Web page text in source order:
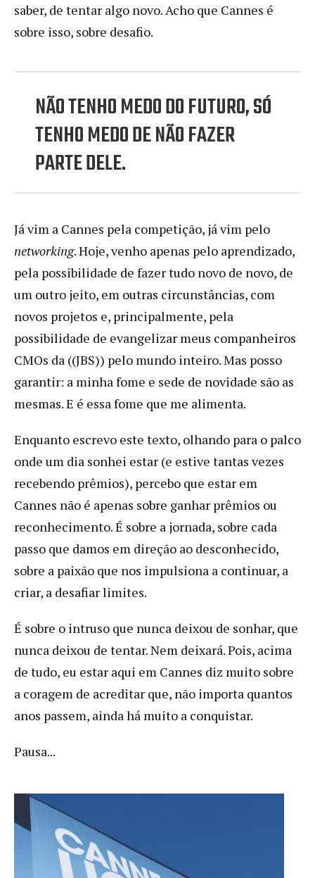
saber, de tentar algo novo. Acho que Cannes é
sobre isso, sobre desafio.
NÃO TENHO MEDO DO FUTURO, SÓ
TENHO MEDO DE NÃO FAZER
PARTE DELE.
Já vim a Cannes pela competição, já vim pelo
networking. Hoje, venho apenas pelo aprendizado,
pela possibilidade de fazer tudo novo de novo, de
um outro jeito, em outras circunstâncias, com
novos projetos e, principalmente, pela
possibilidade de evangelizar meus companheiros
CMOs da ((JBS)) pelo mundo inteiro. Mas posso
garantir: a minha fome e sede de novidade são as
mesmas. E é essa fome que me alimenta.
Enquanto escrevo este texto, olhando para o palco
onde um dia sonhei estar (e estive tantas vezes
recebendo prêmios), percebo que estar em
Cannes não é apenas sobre ganhar prêmios ou
reconhecimento. É sobre a jornada, sobre cada
passo que damos em direção ao desconhecido,
sobre a paixão que nos impulsiona a continuar, a
criar, a desafiar limites.
É sobre o intruso que nunca deixou de sonhar, que
nunca deixou de tentar. Nem deixará. Pois, acima
de tudo, eu estar aqui em Cannes diz muito sobre
a coragem de acreditar que, não importa quantos
anos passem, ainda há muito a conquistar.
Pausa...